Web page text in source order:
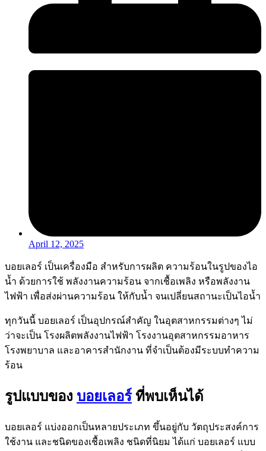
April 12, 2025
บอยเลอร์ เป็นเครื่องมือ สำหรับการผลิต ความร้อนในรูปของไอ
น้ำ ด้วยการใช้ พลังงานความร้อน จากเชื้อเพลิง หรือพลังงาน
ไฟฟ้า เพื่อส่งผ่านความร้อน ให้กับน้ำ จนเปลี่ยนสถานะเป็นไอน้ำ
ทุกวันนี้ บอยเลอร์ เป็นอุปกรณ์สำคัญ ในอุตสาหกรรมต่างๆ ไม่
ว่าจะเป็น โรงผลิตพลังงานไฟฟ้า โรงงานอุตสาหกรรมอาหาร
โรงพยาบาล และอาคารสำนักงาน ที่จำเป็นต้องมีระบบทำความ
ร้อน
รูปแบบของ บอยเลอร์ที่พบเห็นได้
บอยเลอร์ แบ่งออกเป็นหลายประเภท ขึ้นอยู่กับ วัตถุประสงค์การ
ใช้งาน และชนิดของเชื้อเพลิง ชนิดที่นิยม ได้แก่ บอยเลอร์ แบบ